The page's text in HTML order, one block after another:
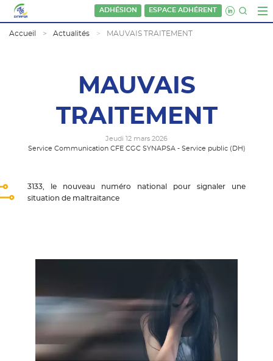
ADHÉSION ESPACE ADHÉRENT
Accueil Actualités MAUVAIS TRAITEMENT
MAUVAIS
TRAITEMENT
Jeudi 12 mars 2026
Service Communication CFE CGC SYNAPSA - Service public (DH)
3133, le nouveau numéro national pour signaler une
situation de maltraitance